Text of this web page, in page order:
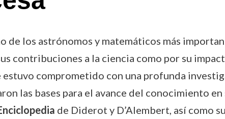
de los astrónomos y matemáticos más
contribuciones a la ciencia como por su
estuvo comprometido con una profunda
las bases para el avance del conocimiento en
de Diderot y D’Alembert, así como